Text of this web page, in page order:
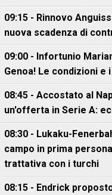
09:15 - Rinnovo
nuova scadenza di
09:00 - Infortunio
Genoa! Le condizioni e
08:45 - Accostato al
un'offerta in Serie A:
08:30 - Lukaku-
campo in prima
trattativa con i turchi
08:15 - Endrick